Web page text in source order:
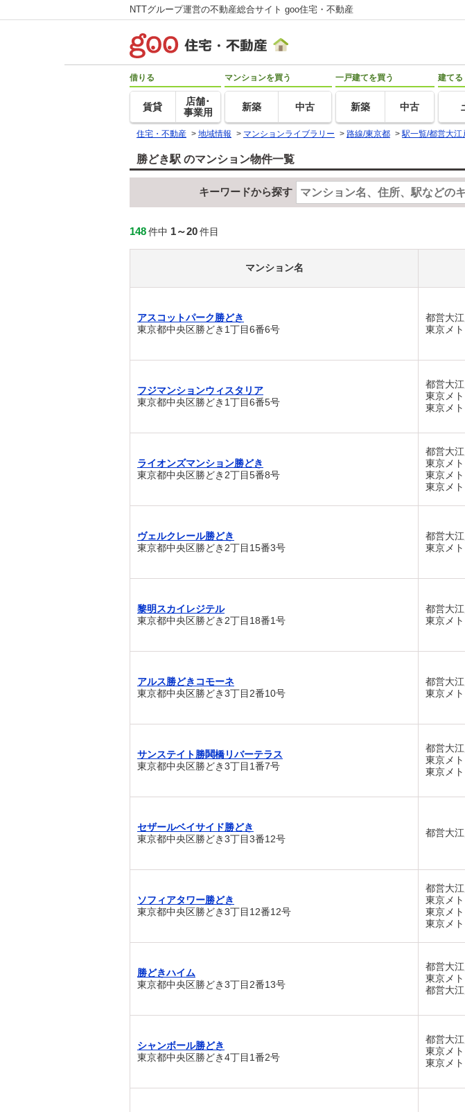
NTTグループ運営の不動産総合サイト goo住宅・不動産
借りる
賃貸
店舗･
事業用
マンションを買う
新築 中古
一戸建てを買う
新築 中古
建てる
住宅・不動産 > 地域情報 > マンションライブラリー > 路線/東京都 > 駅一覧/都営大江
勝どき駅 のマンション物件一覧
キーワードから探す
148件中 1～20件目
マンション名
アスコットパーク勝どき
東京都中央区勝どき1丁目6番6号
都営大
東京メ
フジマンションウィスタリア
東京都中央区勝どき1丁目6番5号
都営大
東京メ
東京メ
ライオンズマンション勝どき
東京都中央区勝どき2丁目5番8号
都営大
東京メ
東京メ
東京メ
ヴェルクレール勝どき
東京都中央区勝どき2丁目15番3号
都営大
東京メ
黎明スカイレジテル
東京都中央区勝どき2丁目18番1号
都営大
東京メ
アルス勝どきコモーネ
東京都中央区勝どき3丁目2番10号
都営大
東京メ
サンステイト勝鬨橋リバーテラス
東京都中央区勝どき3丁目1番7号
都営大
東京メ
東京メ
セザールベイサイド勝どき
東京都中央区勝どき3丁目3番12号
都営大
ソフィアタワー勝どき
東京都中央区勝どき3丁目12番12号
都営大
東京メ
東京メ
東京メ
勝どきハイム
東京都中央区勝どき3丁目2番13号
都営大
東京メ
都営大
シャンボール勝どき
東京都中央区勝どき4丁目1番2号
都営大
東京メ
東京メ